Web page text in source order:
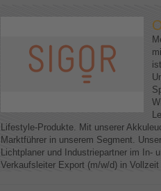
Lifestyle-Produkte. Mit unserer
Marktführer in unserem Segment.
Lichtplaner und Industriepartner im In-
Verkaufsleiter Export (m/w/d) in